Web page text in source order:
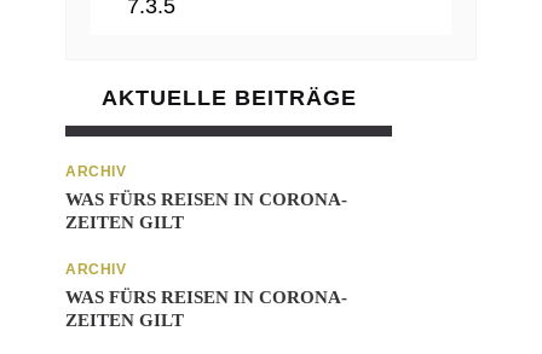
AKTUELLE BEITRÄGE
ARCHIV
WAS FÜRS REISEN IN CORONA-
ZEITEN GILT
ARCHIV
WAS FÜRS REISEN IN CORONA-
ZEITEN GILT